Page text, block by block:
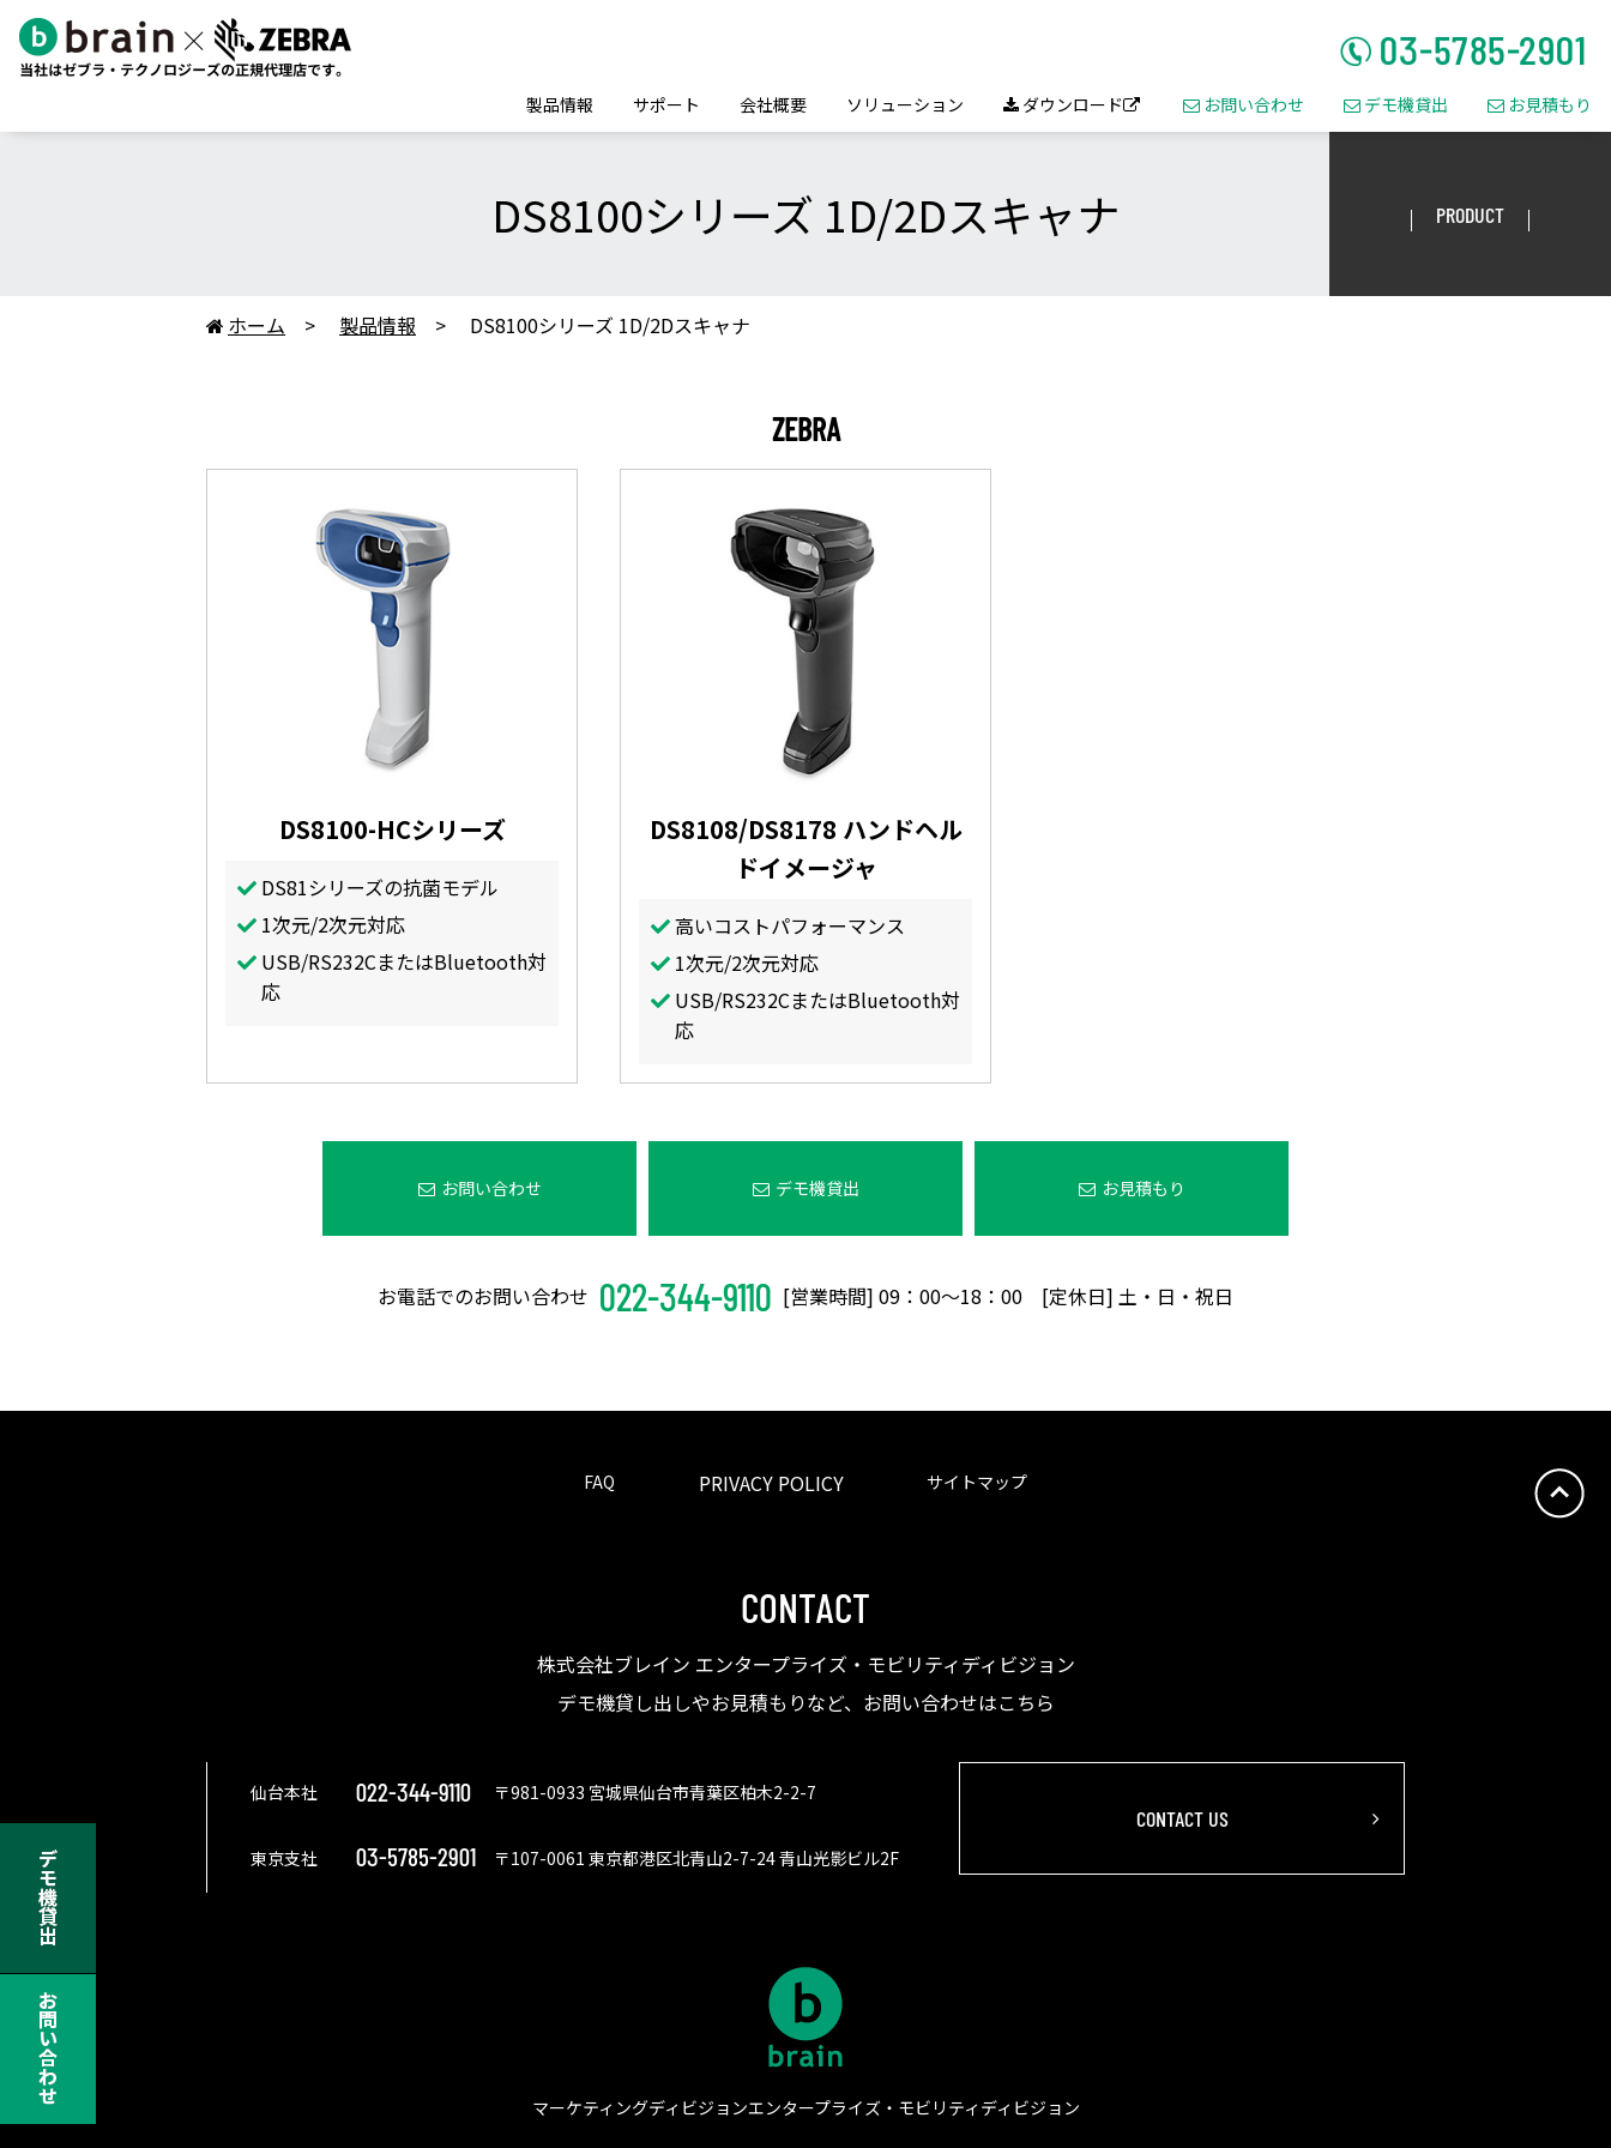
製品情報 サポート 会社概要 ソリューション  ダウンロード  お問い合わせ  デモ機貸出  お見積もり
DS8100シリーズ 1D/2Dスキャナ PRODUCT
 ホーム 製品情報 DS8100シリーズ 1D/2Dスキャナ
ZEBRA
DS8100-HCシリーズ
DS81シリーズの抗菌モデル
1次元/2次元対応
USB/RS232CまたはBluetooth対
応
DS8108/DS8178 ハンドヘル
ドイメージャ
高いコストパフォーマンス
1次元/2次元対応
USB/RS232CまたはBluetooth対
応
お問い合わせ デモ機貸出 お見積もり
お電話でのお問い合わせ 022-344-9110 [営業時間] 09：00〜18：00 [定休日] 土・日・祝日
FAQ PRIVACY POLICY サイトマップ
CONTACT
株式会社ブレイン エンタープライズ・モビリティディビジョン
デモ機貸し出しやお見積もりなど、お問い合わせはこちら
仙台本社 022-344-9110 〒981-0933 宮城県仙台市青葉区柏木2-2-7
東京支社 03-5785-2901 〒107-0061 東京都港区北青山2-7-24 青山光影ビル2F
CONTACT US
マーケティングディビジョンエンタープライズ・モビリティディビジョン